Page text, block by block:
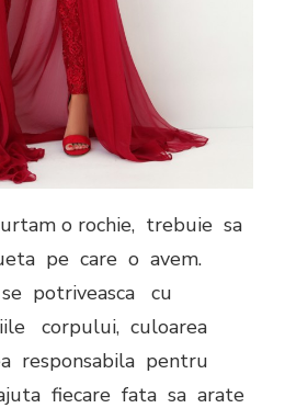
o rochie, trebuie sa
pe care o avem.
potriveasca cu
corpului, culoarea
responsabila pentru
fiecare fata sa arate